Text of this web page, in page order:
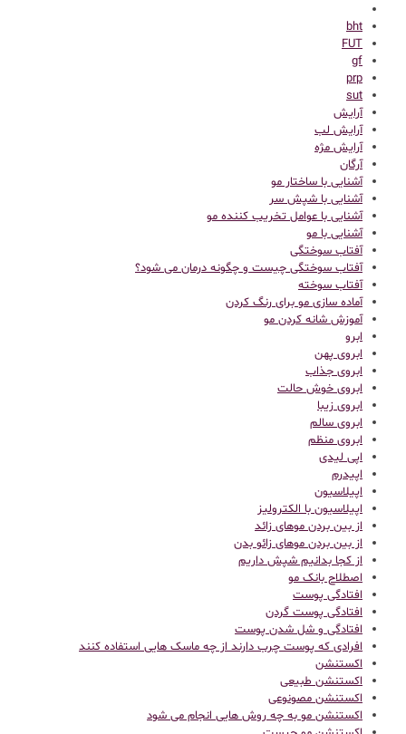
bht
FUT
gf
prp
sut
آرایش
آرایش لب
آرایش مژه
آرگان
آشنایی با ساختار مو
آشنایی با شپش سر
آشنایی با عوامل تخریب کننده مو
آشنایی با مو
آفتاب سوختگی
آفتاب سوختگی چیست و چگونه درمان می شود؟
آفتاب سوخته
آماده سازی مو برای رنگ کردن
آموزش شانه کردن مو
ابرو
ابروی پهن
ابروی جذاب
ابروی خوش حالت
ابروی زیبا
ابروی سالم
ابروی منظم
اپی لیدی
اپیدرم
اپیلاسیون
اپیلاسیون با الکترولیز
از بین بردن موهای زائد
از بین بردن موهای زائو بدن
از کجا بدانیم شپش داریم
اصطلاح بانک مو
افتادگی پوست
افتادگی پوست گردن
افتادگی و شل شدن پوست
افرادی که پوست چرب دارند از چه ماسک هایی استفاده کنند
اکستنشن
اکستنشن طبیعی
اکستنشن مصونوعی
اکستنشن مو به چه روش هایی انجام می شود